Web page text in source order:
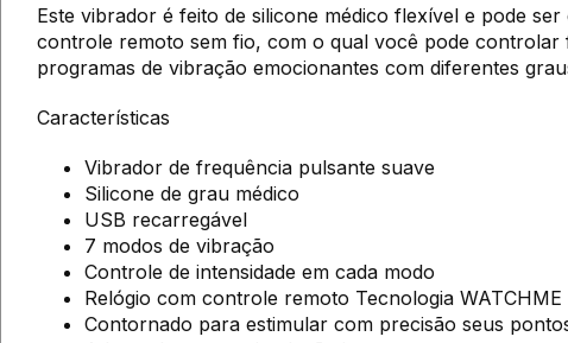
Este vibrador é feito de silicone médico flexível e pode
controle remoto sem fio, com o qual você pode
programas de vibração emocionantes com diferentes
Características
Vibrador de frequência pulsante suave
Silicone de grau médico
USB recarregável
7 modos de vibração
Controle de intensidade em cada modo
Relógio com controle remoto Tecnologia WATCHME
Contornado para estimular com precisão seus